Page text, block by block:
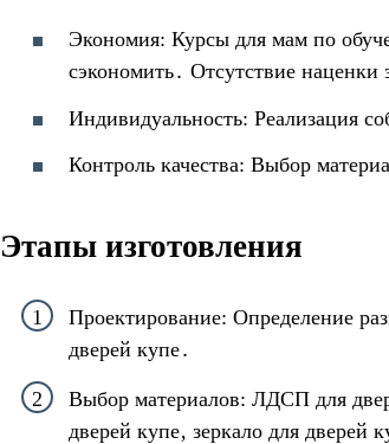
Экономия: Курсы для мам по
сэкономить․ Отсутствие наценки
Индивидуальность: Реализация
Контроль качества: Выбор
Этапы изготовления
Проектирование: Определение
дверей купе․
Выбор материалов: ЛДСП для
дверей купе‚ зеркало для дверей